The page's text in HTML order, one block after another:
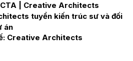
| Creative Architects
tuyển kiến trúc sư và đối
án
Creative Architects